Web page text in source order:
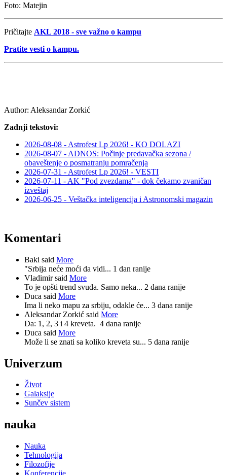
Foto: Matejin
Pričitajte AKL 2018 - sve važno o kampu
Pratite vesti o kampu.
Author: Aleksandar Zorkić
Zadnji tekstovi:
2026-08-08 - Astrofest Lp 2026! - KO DOLAZI
2026-08-07 - ADNOS: Počinje predavačka sezona /
obaveštenje o posmatranju pomračenja
2026-07-31 - Astrofest Lp 2026! - VESTI
2026-07-11 - AK "Pod zvezdama" - dok čekamo zvaničan
izveštaj
2026-06-25 - Veštačka inteligencija i Astronomski magazin
Komentari
Baki said More
"Srbija neće moći da vidi... 1 dan ranije
Vladimir said More
To je opšti trend svuda. Samo neka... 2 dana ranije
Duca said More
Ima li neko mapu za srbiju, odakle će... 3 dana ranije
Aleksandar Zorkić said More
Da: 1, 2, 3 i 4 kreveta. 4 dana ranije
Duca said More
Može li se znati sa koliko kreveta su... 5 dana ranije
Univerzum
Život
Galaksije
Sunčev sistem
nauka
Nauka
Tehnologija
Filozofije